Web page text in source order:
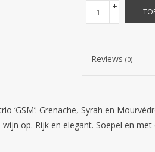
+
-
Reviews(0)
‘GSM’: Grenache, Syrah en
op. Rijk en elegant. Soepel en met